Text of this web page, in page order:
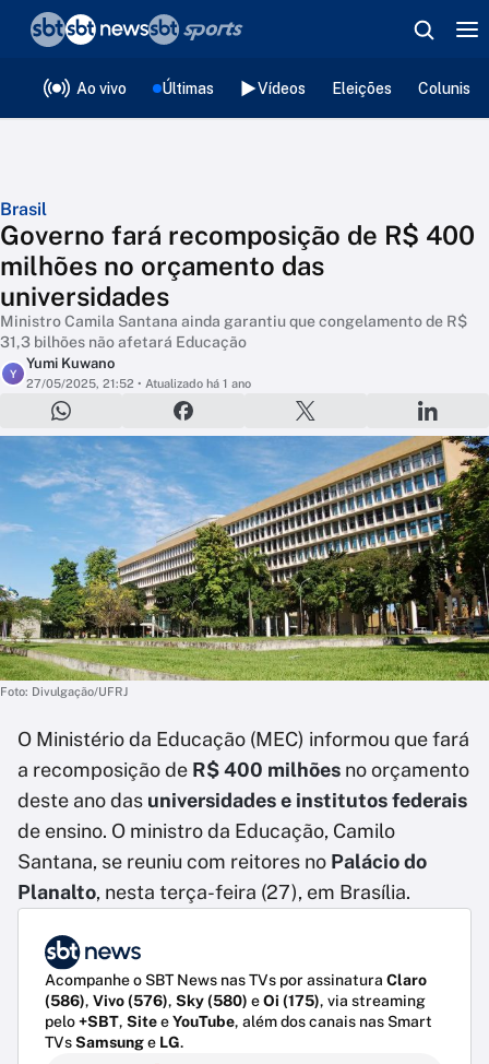
Ao vivo Últimas Vídeos Eleições
Brasil
Governo fará recomposição de R$ 400
milhões no orçamento das
universidades
Ministro Camila Santana ainda garantiu que congelamento de R$
31,3 bilhões não afetará Educação
Y
Yumi Kuwano
27/05/2025, 21:52 • Atualizado há 1 ano
Foto: Divulgação/UFRJ
O Ministério da Educação (MEC) informou que fará
a recomposição de R$ 400 milhões no orçamento
deste ano das universidades e institutos federais
de ensino. O ministro da Educação, Camilo
Santana, se reuniu com reitores no Palácio do
Planalto, nesta terça-feira (27), em Brasília.
Acompanhe o SBT News nas TVs por assinatura Claro
(586), Vivo (576), Sky (580) eOi (175), via streaming
pelo+SBT, SiteeYouTube, além dos canais nas Smart
TVsSamsunge LG.
❮voltar
Editorias